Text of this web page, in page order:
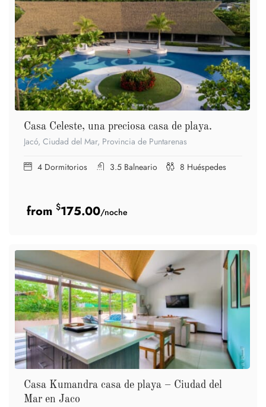
Casa Celeste, una preciosa casa de playa.
Jacó, Ciudad del Mar, Provincia de Puntarenas
4 Dormitorios 3.5 Balneario 8 Huéspedes
$175.00/noche
Casa Kumandra casa de playa – Ciudad del
Mar en Jaco